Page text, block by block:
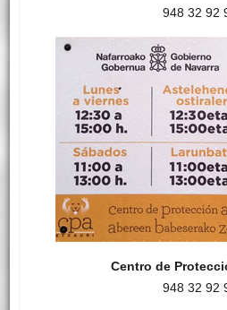
948 32 92
Centro de
948 32 92